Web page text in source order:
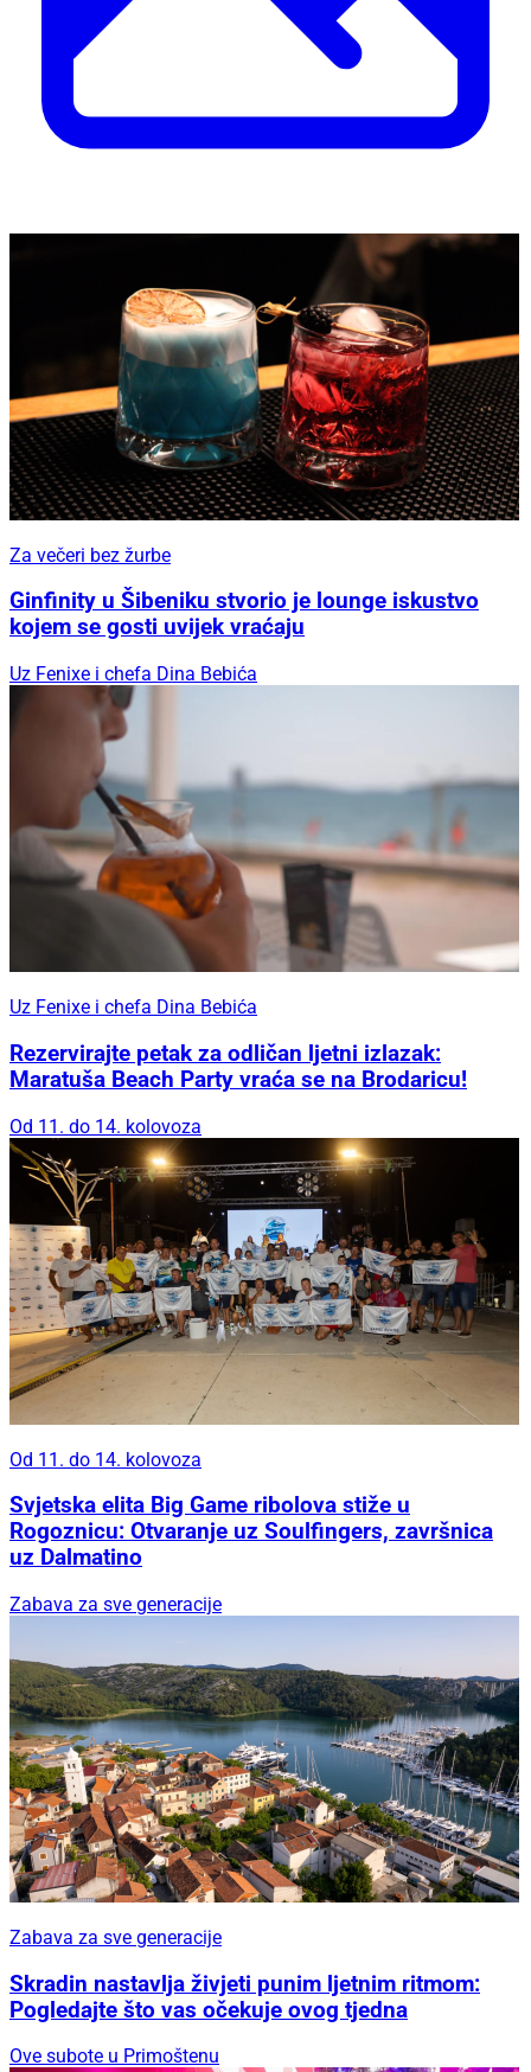
Za večeri bez žurbe
Ginfinity u Šibeniku stvorio je lounge iskustvo
kojem se gosti uvijek vraćaju
Uz Fenixe i chefa Dina Bebića
Uz Fenixe i chefa Dina Bebića
Rezervirajte petak za odličan ljetni izlazak:
Maratuša Beach Party vraća se na Brodaricu!
Od 11. do 14. kolovoza
Od 11. do 14. kolovoza
Svjetska elita Big Game ribolova stiže u
Rogoznicu: Otvaranje uz Soulfingers, završnica
uz Dalmatino
Zabava za sve generacije
Zabava za sve generacije
Skradin nastavlja živjeti punim ljetnim ritmom:
Pogledajte što vas očekuje ovog tjedna
Ove subote u Primoštenu